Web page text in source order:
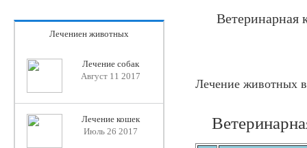
Лечениен животных
Лечение собак
Август 11 2017
Лечение кошек
Июль 26 2017
Ветеринарная
Лечение животных